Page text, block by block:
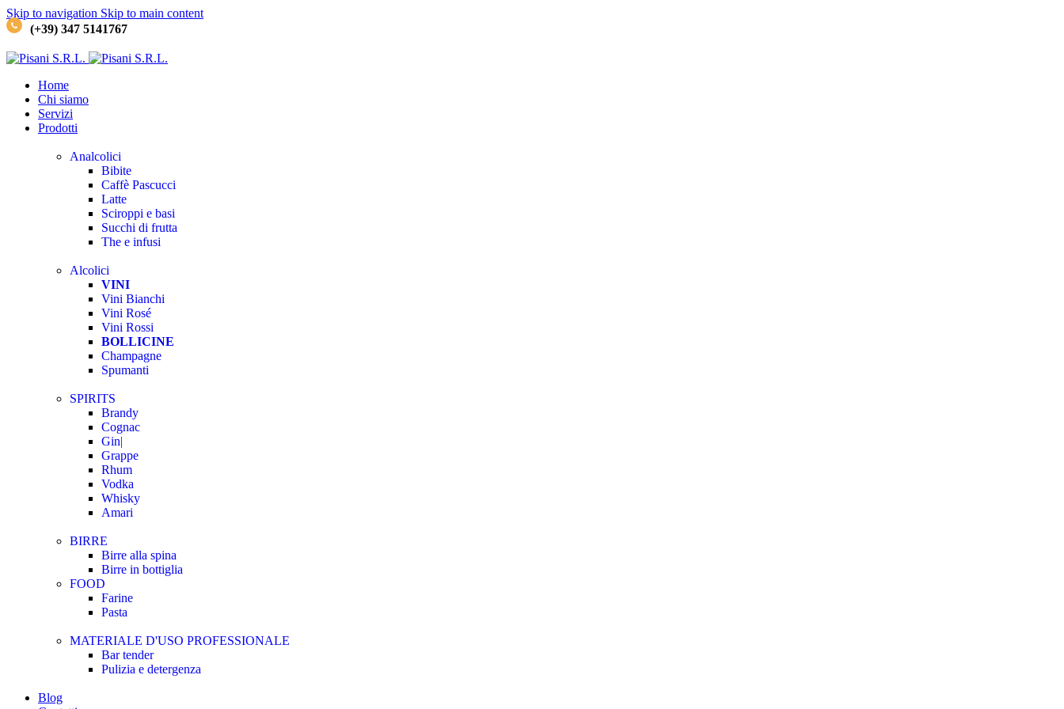
Skip to navigation Skip to main content
(+39) 347 5141767
Home
Chi siamo
Servizi
Prodotti
Analcolici
Bibite
Caffè Pascucci
Latte
Sciroppi e basi
Succhi di frutta
The e infusi
Alcolici
VINI
Vini Bianchi
Vini Rosé
Vini Rossi
BOLLICINE
Champagne
Spumanti
SPIRITS
Brandy
Cognac
Gin|
Grappe
Rhum
Vodka
Whisky
Amari
BIRRE
Birre alla spina
Birre in bottiglia
FOOD
Farine
Pasta
MATERIALE D'USO PROFESSIONALE
Bar tender
Pulizia e detergenza
Blog